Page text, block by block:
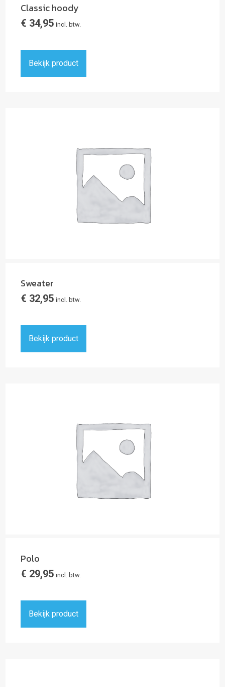
Classic hoody
€ 34,95 incl. btw.
Bekijk product
Sweater
€ 32,95 incl. btw.
Bekijk product
Polo
€ 29,95 incl. btw.
Bekijk product